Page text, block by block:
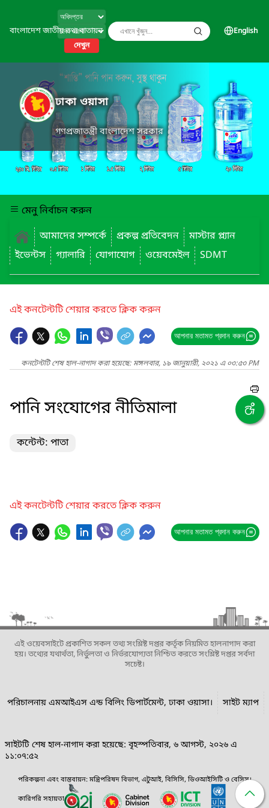
বাংলাদেশ জাতীয় তথ্য বাতায়ন
দেখুন
English
ঢাকা ওয়াসা
গণপ্রজাতন্ত্রী বাংলাদেশ সরকার
মেনু নির্বাচন করুন
আমাদের সম্পর্কে
প্রকল্প প্রতিবেদন
মাস্টার প্ল্যান
ইভেন্টস
গ্যালারি যোগাযোগ ওয়েবমেইল SDMT
এই কনটেন্টটি শেয়ার করতে ক্লিক করুন
আপনার মতামত প্রদান করুন
কনটেন্টটি শেষ হাল-নাগাদ করা হয়েছে: মঙ্গলবার, ১৯ জানুয়ারী, ২০২১ এ ০৩:৫৩ PM
পানি সংযোগের নীতিমালা
কন্টেন্ট: পাতা
এই কনটেন্টটি শেয়ার করতে ক্লিক করুন
আপনার মতামত প্রদান করুন
এই ওয়েবসাইটে প্রকাশিত সকল তথ্য সংশ্লিষ্ট দপ্তর কর্তৃক নিয়মিত হালনাগাদ করা
হয়। তথ্যের যথার্থতা, নির্ভুলতা ও নির্ভরযোগ্যতা নিশ্চিত করতে সংশ্লিষ্ট দপ্তর সর্বদা
সচেষ্ট।
পরিচালনায় এমআইএস এন্ড বিলিং ডিপার্টমেন্ট, ঢাকা ওয়াসা। সাইট ম্যাপ
সাইটটি শেষ হাল-নাগাদ করা হয়েছে: বৃহস্পতিবার, ৬ আগস্ট, ২০২৬ এ
১১:০৭:৫২
পরিকল্পনা এবং বাস্তবায়ন: মন্ত্রিপরিষদ বিভাগ, এটুআই, বিসিসি, ডিওআইসিটি ও বেসিস।
কারিগরি সহায়তা